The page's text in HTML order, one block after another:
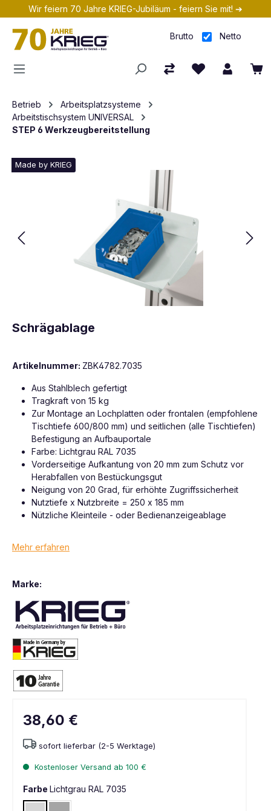
Zum Hauptinhalt springen
Wir feiern 70 Jahre KRIEG-Jubiläum - feiern Sie mit! ➔
Brutto Netto
Betrieb
Arbeitsplatzsysteme
Arbeitstischsystem UNIVERSAL
STEP 6 Werkzeugbereitstellung
Made by KRIEG
Schrägablage
Artikelnummer: ZBK4782.7035
Aus Stahlblech gefertigt
Tragkraft von 15 kg
Zur Montage an Lochplatten oder frontalen (empfohlene
Tischtiefe 600/800 mm) und seitlichen (alle Tischtiefen)
Befestigung an Aufbauportale
Farbe: Lichtgrau RAL 7035
Vorderseitige Aufkantung von 20 mm zum Schutz vor
Herabfallen von Bestückungsgut
Neigung von 20 Grad, für erhöhte Zugriffssicherheit
Nutztiefe x Nutzbreite = 250 x 185 mm
Nützliche Kleinteile - oder Bedienanzeigeablage
Mehr erfahren
Marke:
38,60 €
sofort lieferbar (2-5 Werktage)
Kostenloser Versand ab 100 €
Farbe Lichtgrau RAL 7035